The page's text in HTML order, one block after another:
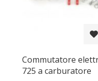
Commutatore
725 a carburatore